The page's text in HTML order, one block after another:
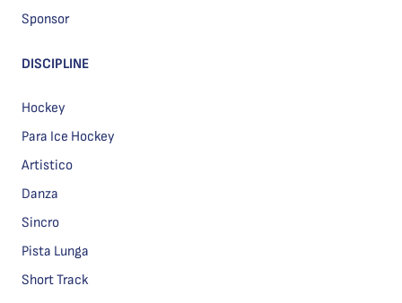
Sponsor
DISCIPLINE
Hockey
Para Ice Hockey
Artistico
Danza
Sincro
Pista Lunga
Short Track